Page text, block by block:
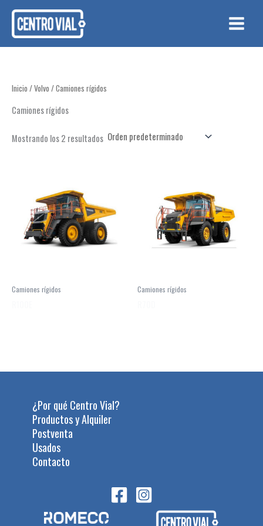
contenido
Inicio /Volvo / Camiones rígidos
Camiones rígidos
Mostrando los 2 resultados
Camiones rígidos Camiones rígidos
¿Por qué Centro Vial?
Productos y Alquiler
Postventa
Usados
Contacto